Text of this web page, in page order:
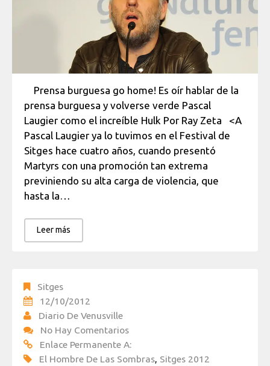
Prensa burguesa go home! Es oír hablar de la
prensa burguesa y volverse verde Pascal
Laugier como el increíble Hulk Por Ray Zeta <A
Pascal Laugier ya lo tuvimos en el Festival de
Sitges hace cuatro años, cuando presentó
Martyrs con una promoción tan extrema
previniendo su alta carga de violencia, que
hasta la…
Leer más
Sitges
12/10/2012
Diario De Venusville
No Hay Comentarios
Enlace Permanente A:
El Hombre De Las Sombras, Sitges 2012